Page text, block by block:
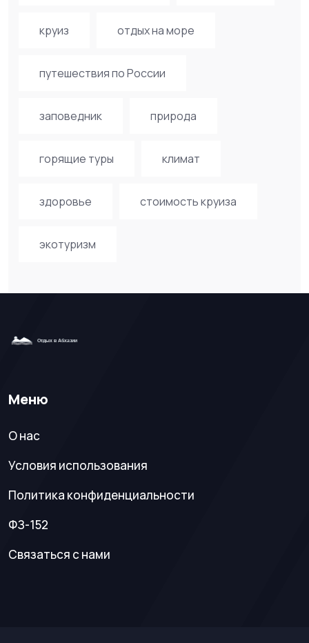
круиз отдых на море
путешествия по России
заповедник природа
горящие туры климат
здоровье стоимость круиза
экотуризм
Меню
О нас
Условия использования
Политика конфиденциальности
ФЗ-152
Связаться с нами